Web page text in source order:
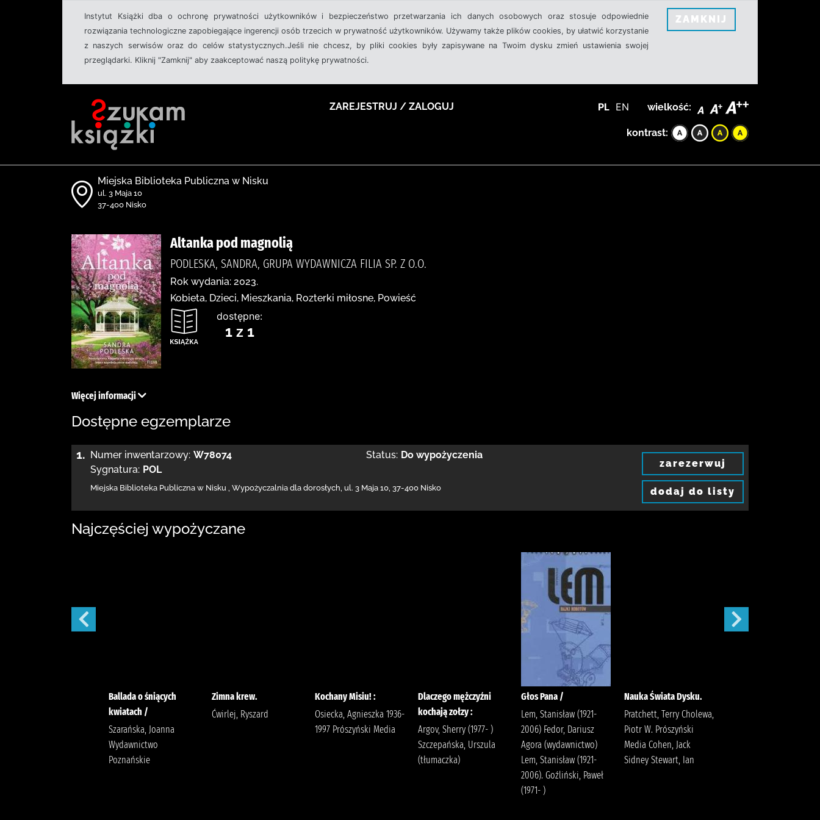
Instytut Książki dba o ochronę prywatności użytkowników i bezpieczeństwo przetwarzania ich danych osobowych oraz stosuje odpowiednie
rozwiązania technologiczne zapobiegające ingerencji osób trzecich w prywatność użytkowników. Używamy także plików cookies, by ułatwić korzystanie
z naszych serwisów oraz do celów statystycznych.Jeśli nie chcesz, by pliki cookies były zapisywane na Twoim dysku zmień ustawienia swojej
przeglądarki. Kliknij "Zamknij" aby zaakceptować naszą politykę prywatności.
ZAMKNIJ
ZAREJESTRUJ / ZALOGUJ PL EN wielkość:
kontrast:
Miejska Biblioteka Publiczna w Nisku
ul. 3 Maja 10
37-400 Nisko
Altanka pod magnolią
PODLESKA, SANDRA, GRUPA WYDAWNICZA FILIA SP. Z O.O.
Rok wydania: 2023.
Kobieta, Dzieci, Mieszkania, Rozterki miłosne, Powieść
dostępne:
1 z 1
Więcej informacji
Dostępne egzemplarze
1. Numer inwentarzowy: W78074
Sygnatura: POL
Status: Do wypożyczenia
Miejska Biblioteka Publiczna w Nisku , Wypożyczalnia dla dorosłych, ul. 3 Maja 10, 37-400 Nisko
zarezerwuj
dodaj do listy
Najczęściej wypożyczane
Ballada o śniących
kwiatach /
Szarańska, Joanna
Wydawnictwo
Poznańskie
Zimna krew.
Ćwirlej, Ryszard
Kochany Misiu! :
Osiecka, Agnieszka 1936-
1997 Prószyński Media
Dlaczego mężczyźni
kochają zołzy :
Argov, Sherry (1977- )
Szczepańska, Urszula
(tłumaczka)
Głos Pana /
Lem, Stanisław (1921-
2006) Fedor, Dariusz
Agora (wydawnictwo)
Lem, Stanisław (1921-
2006). Goźliński, Paweł
(1971- )
Nauka Świata Dysku.
Pratchett, Terry Cholewa,
Piotr W. Prószyński
Media Cohen, Jack
Sidney Stewart, Ian